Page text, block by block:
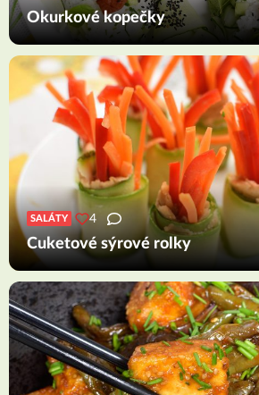
Okurkové kopečky
SALÁTY 4
Cuketové sýrové rolky